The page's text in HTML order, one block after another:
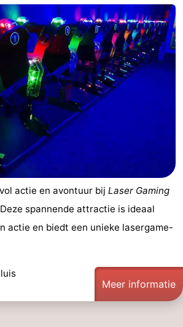
actie en avontuur bij Laser Gaming
spannende attractie is ideaal
actie en biedt een unieke lasergame-
Meer informatie